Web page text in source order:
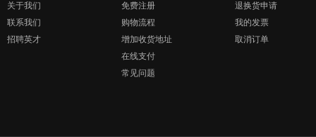
关于我们
联系我们
招聘英才
免费注册
购物流程
增加收货地址
在线支付
常见问题
退换货申请
我的发票
取消订单